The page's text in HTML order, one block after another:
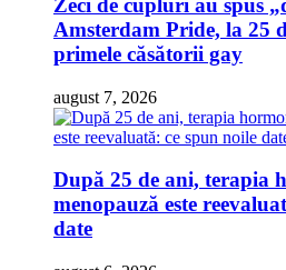
Zeci de cupluri au spus
Amsterdam Pride, la 25
primele căsătorii gay
august 7, 2026
După 25 de ani, terapia
menopauză este
date